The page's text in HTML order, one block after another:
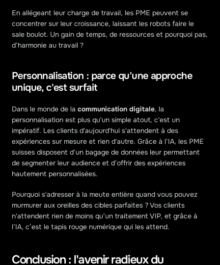
En allégeant leur charge de travail, les PME peuvent se
concentrer sur leur croissance, laissant les robots faire le
sale boulot. Un gain de temps, de ressources et pourquoi pas,
d’harmonie au travail ?
Personnalisation : parce qu'une approche
unique, c'est surfait
Dans le monde de la communication digitale, la
personnalisation est plus qu'un simple atout, c'est un
impératif. Les clients d'aujourd'hui s'attendent à des
expériences sur mesure et rien d'autre. Grâce à l’IA, les PME
suisses disposent d’un bagage de données leur permettant
de segmenter leur audience et d’offrir des expériences
hautement personnalisées.
Pourquoi s'adresser à la meute entière quand vous pouvez
murmurer aux oreilles des cibles parfaites ? Vos clients
n'attendent rien de moins qu’un traitement VIP, et grâce à
l’IA, c’est le tapis rouge numérique qui les attend.
Conclusion : l'avenir radieux du